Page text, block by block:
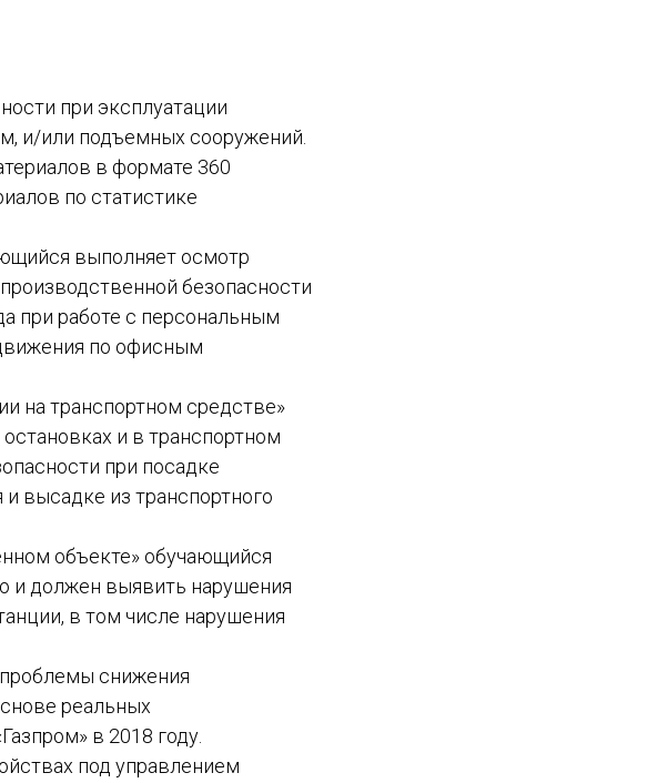
при эксплуатации
и/или подъемных сооружений.
в формате 360
по статистике
выполняет осмотр
безопасности
при работе с персональным
по офисным
на транспортном средстве»
и в транспортном
при посадке
высадке из транспортного
объекте» обучающийся
и должен выявить нарушения
в том числе нарушения
снижения
реальных
в 2018 году.
под управлением